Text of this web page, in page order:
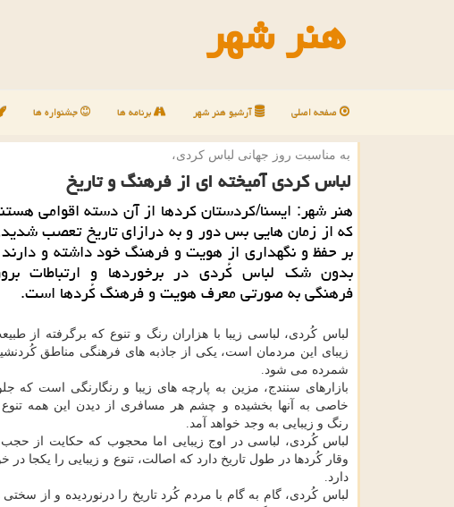
هنر شهر
صفحه اصلی آرشیو هنر شهر برنامه ها جشنواره ها
به مناسبت روز جهانی لباس كردی،
لباس كردی آمیخته ای از فرهنگ و تاریخ
هنر شهر: ایسنا/كردستان كردها از آن دسته اقوامی
كه از زمان هایی بس دور و به درازای تاریخ تعصب
بر حفظ و نگهداری از هویت و فرهنگ خود داشته و
بدون شك لباس كُردی در برخوردها و ارتباطات
فرهنگی به صورتی معرف هویت و فرهنگ كُردها است.
لباس كُردی، لباسی زیبا با هزاران رنگ و تنوع كه برگرفته از
زیبای این مردمان است، یكی از جاذبه های فرهنگی مناطق
شمرده می شود.
بازارهای سنندج، مزین به پارچه های زیبا و رنگارنگی است كه
خاصی به آنها بخشیده و چشم هر مسافری از دیدن این همه
رنگ و زیبایی به وجد خواهد آمد.
لباس كُردی، لباسی در اوج زیبایی اما محجوب كه حكایت از
وقار كُردها در طول تاریخ دارد كه اصالت، تنوع و زیبایی را یكجا در
دارد.
لباس كُردی، گام به گام با مردم كُرد تاریخ را درنوردیده و از سختی